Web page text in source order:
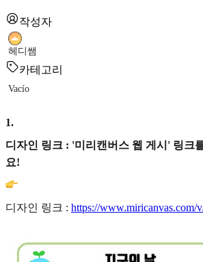
작성자
헤디쌤
카테고리
Vacío
1.
디자인 링크 : '미리캔버스 웹 게시' 링크
요!
디자인 링크 : https://www.miricanvas.com/